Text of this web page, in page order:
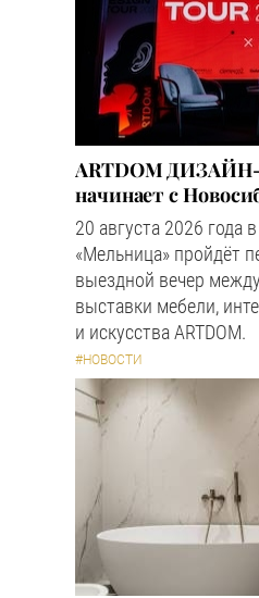
ARTDOM
начинает с
20 августа 2026 года
«Мельница» пройдёт
выездной вечер
выставки мебели,
и искусства ARTDOM.
#НОВОСТИ